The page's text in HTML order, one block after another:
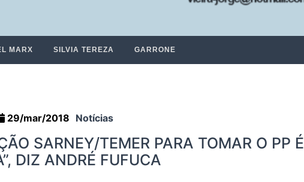
MARX SILVIA TEREZA GARRONE
29/mar/2018 Notícias
SARNEY/TEMER PARA TOMAR O PP É
DIZ ANDRÉ FUFUCA